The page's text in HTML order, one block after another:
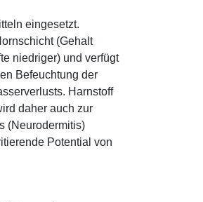
eingesetzt.
(Gehalt
niedriger) und verfügt
Befeuchtung der
Harnstoff
daher auch zur
(Neurodermitis)
Potential von